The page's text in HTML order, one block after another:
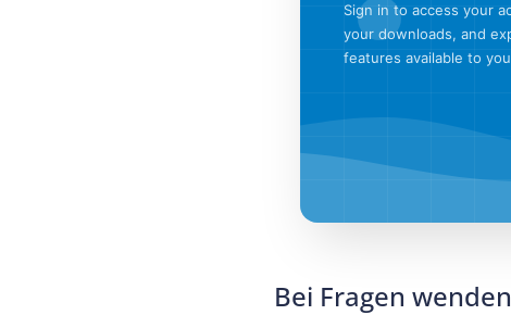
Sign in to access your
your downloads, and
features available to
Bei Fragen